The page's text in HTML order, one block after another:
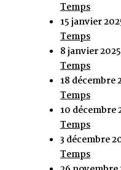
Temps
15 janvier
Temps
8 janvier 2025
Temps
18 décembre
Temps
10 décembre
Temps
3 décembre
Temps